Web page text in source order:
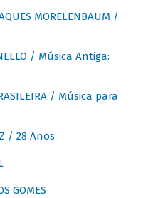
MORELENBAUM /
/ Música Antiga:
/ Música para
/ 28 Anos
GOMES